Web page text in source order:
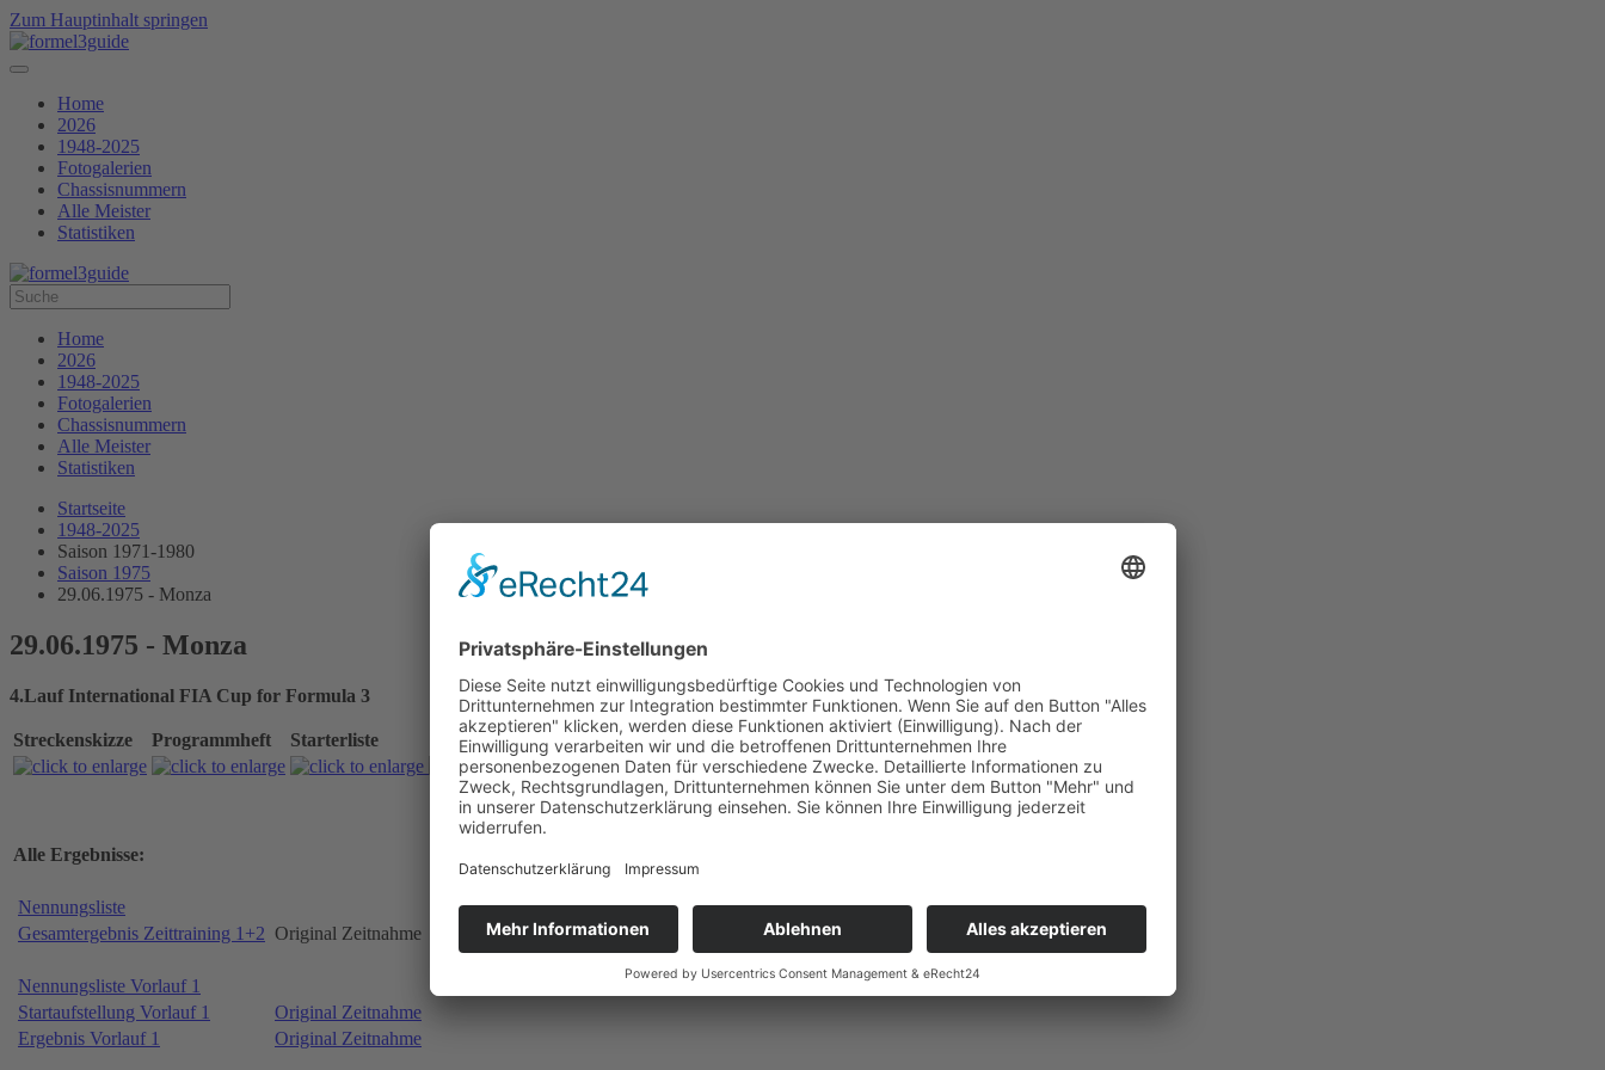
Zum Hauptinhalt springen
Home
2026
1948-2025
Fotogalerien
Chassisnummern
Alle Meister
Statistiken
Home
2026
1948-2025
Fotogalerien
Chassisnummern
Alle Meister
Statistiken
Startseite
1948-2025
Saison 1971-1980
Saison 1975
29.06.1975 - Monza
29.06.1975 - Monza
4.Lauf International FIA Cup for Formula 3
Streckenskizze Programmheft Starterliste
Alle Ergebnisse:
Nennungsliste
Gesamtergebnis Zeittraining 1+2 Original Zeitnahme
Nennungsliste Vorlauf 1
Startaufstellung Vorlauf 1
Original Zeitnahme
Ergebnis Vorlauf 1
Original Zeitnahme